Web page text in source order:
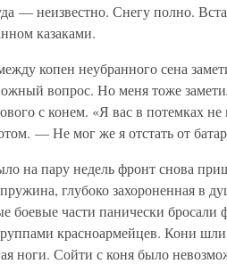
— неизвестно. Снегу полно.
казаками.
копен неубранного сена
вопрос. Но меня тоже
с конем. «Я вас в потемках
— Не мог же я отстать от
на пару недель фронт снова
глубоко захороненная в
боевые части панически бросали
красноармейцев. Кони
ноги. Сойти с коня было